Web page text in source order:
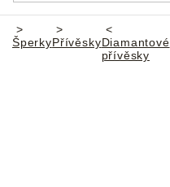
Domů
ŠperkyPřívěskyDiamantové
přívěsky